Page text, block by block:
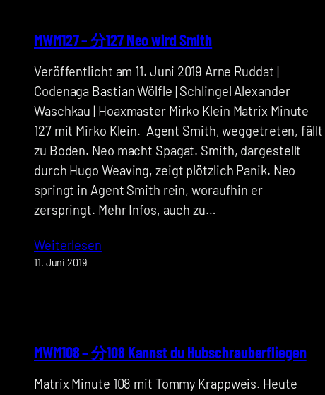
MWM127 – 分127 Neo wird Smith
Veröffentlicht am 11. Juni 2019 Arne Ruddat |
Codenaga Bastian Wölfle | Schlingel Alexander
Waschkau | Hoaxmaster Mirko Klein Matrix Minute
127 mit Mirko Klein. Agent Smith, weggetreten, fällt
zu Boden. Neo macht Spagat. Smith, dargestellt
durch Hugo Weaving, zeigt plötzlich Panik. Neo
springt in Agent Smith rein, woraufhin er
zerspringt. Mehr Infos, auch zu…
Weiterlesen
11. Juni 2019
MWM108 – 分108 Kannst du Hubschrauberfliegen
Matrix Minute 108 mit Tommy Krappweis. Heute